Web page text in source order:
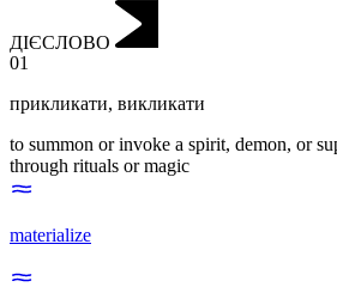
ДІЄСЛОВО
01
прикликати, викликати
to summon or invoke a spirit, demon, or
through rituals or magic
materialize